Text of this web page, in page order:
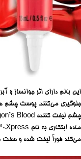
این بالم دارای اثر جوانساز
جلوگیری می‌کنند. پوست چشم
می‌کند فوراً لیفت شده و سفت